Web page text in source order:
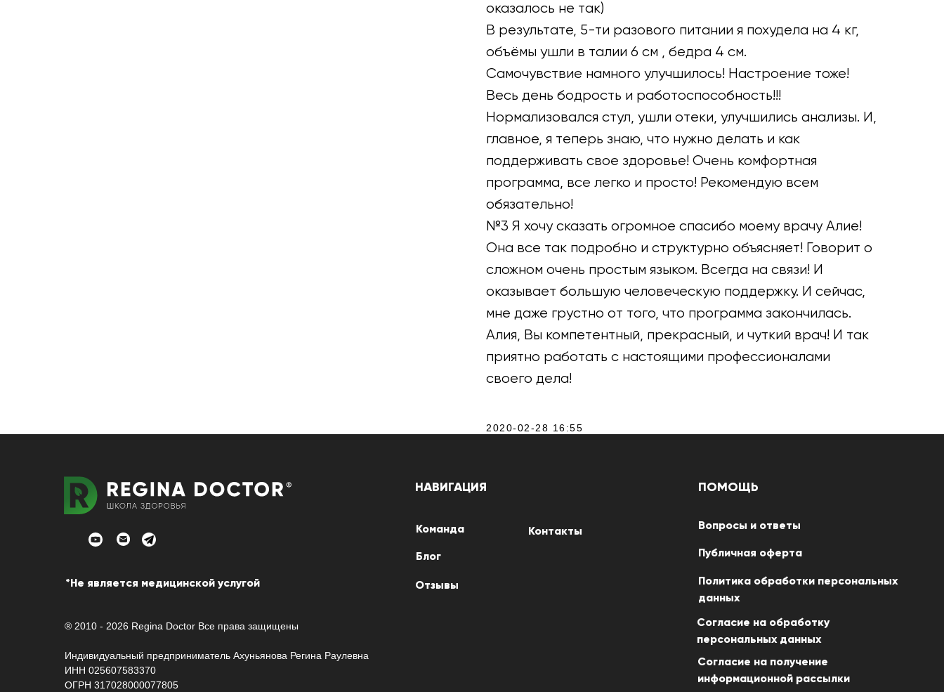
оказалось не так)
В результате, 5-ти разового питании я похудела на 4 кг,
объёмы ушли в талии 6 см , бедра 4 см.
Самочувствие намного улучшилось! Настроение тоже!
Весь день бодрость и работоспособность!!!
Нормализовался стул, ушли отеки, улучшились анализы. И,
главное, я теперь знаю, что нужно делать и как
поддерживать свое здоровье! Очень комфортная
программа, все легко и просто! Рекомендую всем
обязательно!
№3 Я хочу сказать огромное спасибо моему врачу Алие!
Она все так подробно и структурно объясняет! Говорит о
сложном очень простым языком. Всегда на связи! И
оказывает большую человеческую поддержку. И сейчас,
мне даже грустно от того, что программа закончилась.
Алия, Вы компетентный, прекрасный, и чуткий врач! И так
приятно работать с настоящими профессионалами
своего дела!
2020-02-28 16:55
*Не является медицинской услугой
® 2010 - 2026 Regina Doctor Все права защищены
Индивидуальный предприниматель Ахуньянова Регина Раулевна
ИНН 025607583370
ОГРН 317028000077805
НАВИГАЦИЯ ПОМОЩЬ
Отзывы
Команда
Блог
Контакты Вопросы и ответы
Публичная оферта
Согласие на обработку
персональных данных
Согласие на получение
информационной рассылки
Политика обработки персональных
данных